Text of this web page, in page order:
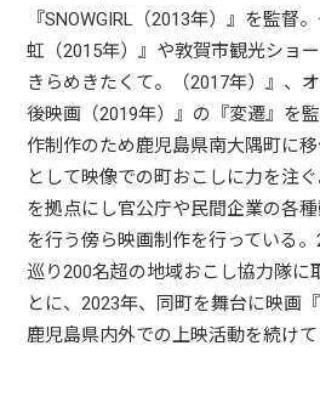
『SNOWGIRL（2013年）』を監督
虹（2015年）』や敦賀市観光ショ
きらめきたくて。（2017年）』、
後映画（2019年）』の『変遷』を
作制作のため鹿児島県南大隅町に
として映像での町おこしに力を注
を拠点にし官公庁や民間企業の各
を行う傍ら映画制作を行っている
巡り200名超の地域おこし協力隊に
とに、2023年、同町を舞台に映画
鹿児島県内外での上映活動を続けて